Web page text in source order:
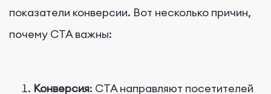
показатели конверсии. Вот несколько причин,
почему CTA важны:
Конверсия: CTA направляют посетителей